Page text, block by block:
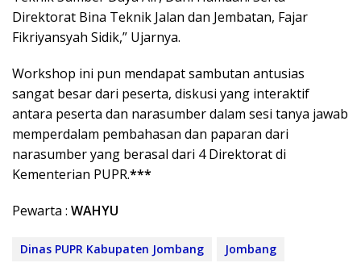
Direktorat Bina Teknik Jalan dan Jembatan, Fajar
Fikriyansyah Sidik,” Ujarnya.
Workshop ini pun mendapat sambutan antusias
sangat besar dari peserta, diskusi yang interaktif
antara peserta dan narasumber dalam sesi tanya jawab
memperdalam pembahasan dan paparan dari
narasumber yang berasal dari 4 Direktorat di
Kementerian PUPR.***
Pewarta : WAHYU
Dinas PUPR Kabupaten Jombang
Jombang